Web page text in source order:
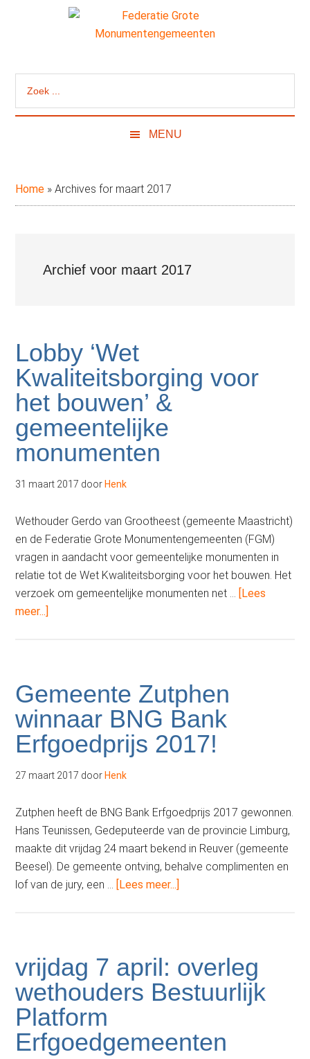
Grote
de
Federatie
Monumentengemeenten
MENU
Home »Archives for maart 2017
Archief voor maart 2017
Lobby ‘Wet
Kwaliteitsborging voor
het bouwen’ &
gemeentelijke
monumenten
31 maart 2017 door Henk
Wethouder Gerdo van Grootheest (gemeente Maastricht)
en de Federatie Grote Monumentengemeenten (FGM)
vragen in aandacht voor gemeentelijke monumenten in
relatie tot de Wet Kwaliteitsborging voor het bouwen. Het
verzoek om gemeentelijke monumenten net … [Lees
meer...]
bouwen’
&
gemeentelijke
monumenten
Gemeente Zutphen
winnaar BNG Bank
Erfgoedprijs 2017!
27 maart 2017 door Henk
Zutphen heeft de BNG Bank Erfgoedprijs 2017 gewonnen.
Hans Teunissen, Gedeputeerde van de provincie Limburg,
maakte dit vrijdag 24 maart bekend in Reuver (gemeente
Beesel). De gemeente ontving, behalve complimenten en
lof van de jury, een … [Lees meer...]
Erfgoedprijs
2017!
vrijdag 7 april: overleg
wethouders Bestuurlijk
Platform
Erfgoedgemeenten